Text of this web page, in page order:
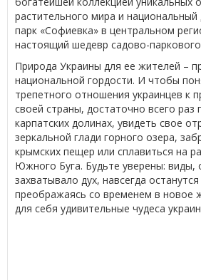
растительного мира и национальный
парк «Софиевка» в центральном
настоящий шедевр садово-паркового
Природа Украины для ее жителей –
национальной гордости. И чтобы
трепетного отношения украинцев к
своей страны, достаточно всего раз
карпатских долинах, увидеть свое
зеркальной глади горного озера,
крымских пещер или сплавиться на
Южного Буга. Будьте уверены: виды,
захватывало дух, навсегда
преображаясь со временем в новое
для себя удивительные чудеса